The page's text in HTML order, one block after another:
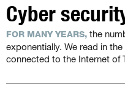
Cyber
FOR MANY YEARS, the
exponential­ly. We read in
connected to the Internet of